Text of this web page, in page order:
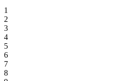
1
2
3
4
5
6
7
8